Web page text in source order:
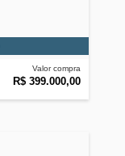
Valor compra
R$ 399.000,00